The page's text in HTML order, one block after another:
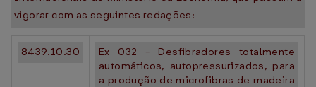
vigorar com as seguintes redações:
8439.10.30
Ex 032 - Desfibradores totalmente
automáticos, autopressurizados, para
a produção de microfibras de madeira